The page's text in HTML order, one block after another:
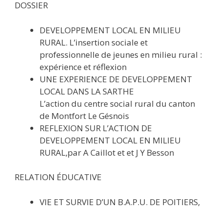
DOSSIER
DEVELOPPEMENT LOCAL EN MILIEU
RURAL. L’insertion sociale et
professionnelle de jeunes en milieu rural :
expérience et réflexion
UNE EXPERIENCE DE DEVELOPPEMENT
LOCAL DANS LA SARTHE
L’action du centre social rural du canton
de Montfort Le Gésnois
REFLEXION SUR L’ACTION DE
DEVELOPPEMENT LOCAL EN MILIEU
RURAL,par A Caillot et et J Y Besson
RELATION ÉDUCATIVE
VIE ET SURVIE D’UN B.A.P.U. DE POITIERS,